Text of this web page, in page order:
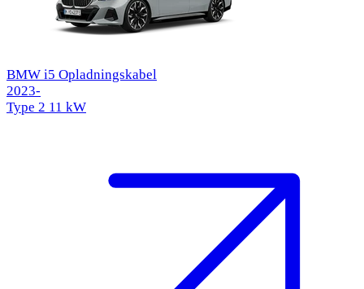
BMW i5 Opladningskabel
2023-
Type 2 11 kW